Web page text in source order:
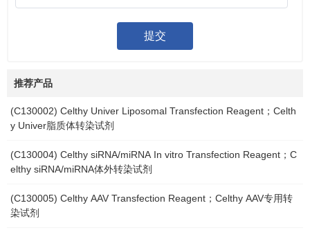
提交
推荐产品
(C130002) Celthy Univer Liposomal Transfection Reagent；Celth
y Univer脂质体转染试剂
(C130004) Celthy siRNA/miRNA In vitro Transfection Reagent；C
elthy siRNA/miRNA体外转染试剂
(C130005) Celthy AAV Transfection Reagent；Celthy AAV专用转
染试剂